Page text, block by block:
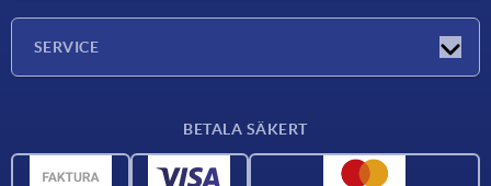
SERVICE
CAD-data
BETALA SÄKERT